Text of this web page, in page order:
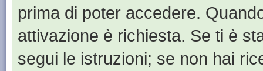
prima di poter accedere.
attivazione è richiesta. Se ti è
segui le istruzioni; se non hai